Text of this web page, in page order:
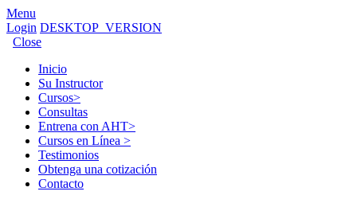
Menu
Login DESKTOP_VERSION
Close
Inicio
Su Instructor
Cursos>
Consultas
Entrena con AHT>
Cursos en Línea >
Testimonios
Obtenga una cotización
Contacto